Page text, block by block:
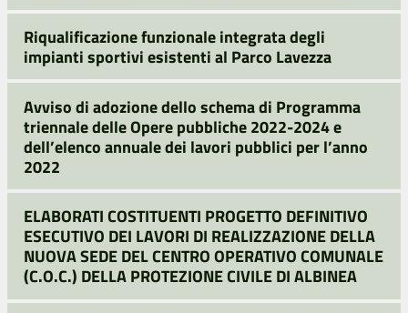
Riqualificazione funzionale integrata degli
impianti sportivi esistenti al Parco Lavezza
Avviso di adozione dello schema di Programma
triennale delle Opere pubbliche 2022-2024 e
dell’elenco annuale dei lavori pubblici per l’anno
2022
ELABORATI COSTITUENTI PROGETTO DEFINITIVO
ESECUTIVO DEI LAVORI DI REALIZZAZIONE DELLA
NUOVA SEDE DEL CENTRO OPERATIVO COMUNALE
(C.O.C.) DELLA PROTEZIONE CIVILE DI ALBINEA